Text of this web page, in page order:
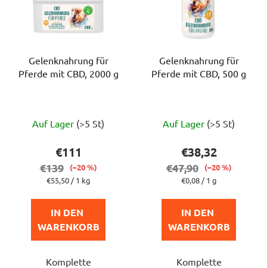
Gelenknahrung für
Pferde mit CBD, 2000 g
durchschnittliche
5,0
5
Sternen.
Auf Lager (>5 St)
€111
€139
(–20 %)
Verkaufspreis:
€55,50 / 1 kg
IN DEN
WARENKORB
Komplette
Gelenknahrung für
Pferde mit CBD, 500 g
ist
5,0
5
Sternen.
Auf Lager (>5 St)
€38,32
€47,90
(–20 %)
Verkaufspreis:
€0,08 / 1 g
IN DEN
WARENKORB
Komplette